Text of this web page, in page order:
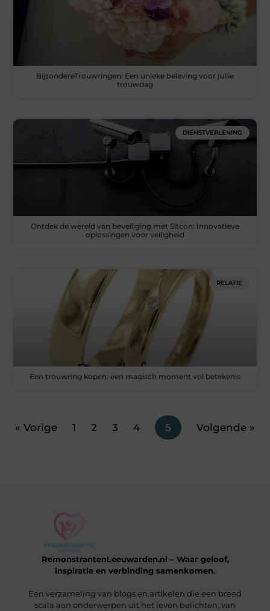
BijzondereTrouwringen: Een unieke beleving voor jullie
trouwdag
DIENSTVERLENING
Ontdek de wereld van beveiliging met Sitcon: Innovatieve
oplossingen voor veiligheid
RELATIE
Een trouwring kopen: een magisch moment vol betekenis
« Vorige 1 2 3 4 5 Volgende »
RemonstrantenLeeuwarden.nl – Waar geloof,
inspiratie en verbinding samenkomen.
Een verzameling van blogs en artikelen die een breed
scala aan onderwerpen uit het leven belichten, van